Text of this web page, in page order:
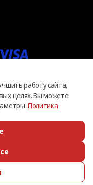
КАТАЛОГ ВОЙТИ
работу сайта,
целях. Вы можете
Политика